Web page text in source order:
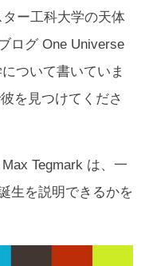
ー工科大学の天体
ログ One Universe
ついて書いていま
を見つけてくださ
Tegmark は、一
生を説明できるかを